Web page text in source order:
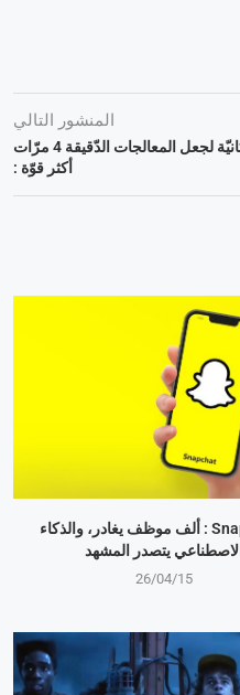
المنشور التالي
سيكون لشركة IBM , مستقبلا , الإمكانيّة لجعل المعالجات الدّقيقة 4 مرّات
أكثر قوّة :
شركة Snap : ألف موظف يغادر، والذكاء
الاصطناعي يتصدر المشهد
26/04/15